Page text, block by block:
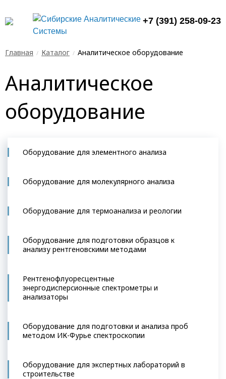
+7 (391) 258-09-23
Главная Каталог Аналитическое оборудование
Аналитическое
оборудование
Оборудование для элементного анализа
Оборудование для молекулярного анализа
Оборудование для термоанализа и реологии
Оборудование для подготовки образцов к
анализу рентгеновскими методами
Рентгенофлуоресцентные
энергодисперсионные спектрометры и
анализаторы
Оборудование для подготовки и анализа проб
методом ИК-Фурье спектроскопии
Оборудование для экспертных лабораторий в
строительстве